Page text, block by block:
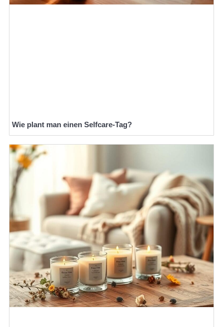
Wie plant man einen Selfcare-Tag?